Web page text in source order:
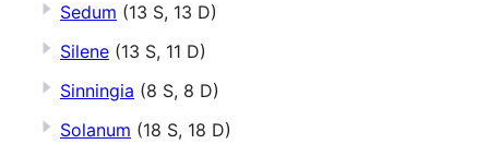
Sedum (13 S, 13 D)
Silene (13 S, 11 D)
Sinningia (8 S, 8 D)
Solanum (18 S, 18 D)